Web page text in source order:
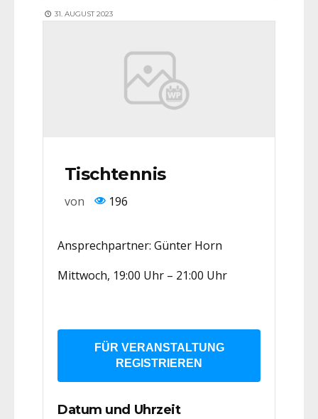
31. AUGUST 2023
Tischtennis
von 196
Ansprechpartner: Günter Horn
Mittwoch, 19:00 Uhr – 21:00 Uhr
FÜR VERANSTALTUNG
REGISTRIEREN
Datum und Uhrzeit